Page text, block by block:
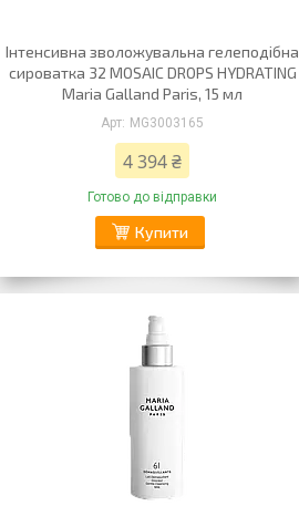
Інтенсивна зволожувальна гелеподібна
сироватка 32 MOSAIC DROPS HYDRATING
Maria Galland Paris, 15 мл
MG3003165
4 394 ₴
Готово до відправки
Купити